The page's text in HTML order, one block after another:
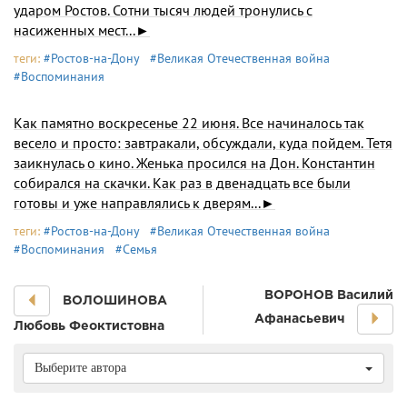
ударом Ростов. Сотни тысяч людей тронулись с
насиженных мест...►
теги: #Ростов-на-Дону
#Великая Отечественная война
#Воспоминания
Как памятно воскресенье 22 июня. Все начиналось так
весело и просто: завтракали, обсуждали, куда пойдем. Тетя
заикнулась о кино. Женька просился на Дон. Константин
собирался на скачки. Как раз в двенадцать все были
готовы и уже направлялись к дверям...►
теги: #Ростов-на-Дону
#Великая Отечественная война
#Воспоминания
#Семья
ВОЛОШИНОВА
Любовь Феоктистовна
ВОРОНОВ Василий
Афанасьевич
Выберите автора